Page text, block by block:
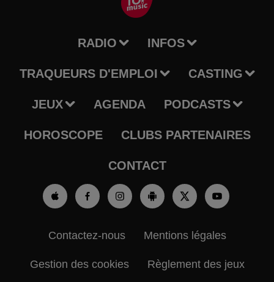
RADIO INFOS
TRAQUEURS D'EMPLOI CASTING
JEUX AGENDA PODCASTS
HOROSCOPE CLUBS PARTENAIRES
CONTACT
Contactez-nous Mentions légales
Gestion des cookies Règlement des jeux